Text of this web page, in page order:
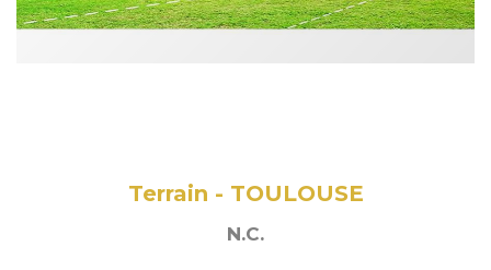
Terrain - TOULOUSE
N.C.